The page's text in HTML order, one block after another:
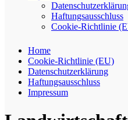
Haftungsausschluss
Cookie-Richtlinie
Home
Cookie-Richtlinie (EU)
Datenschutzerklärung
Haftungsausschluss
Impressum